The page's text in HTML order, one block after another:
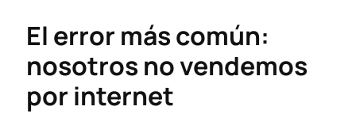
El error más común:
nosotros no vendemos
por internet